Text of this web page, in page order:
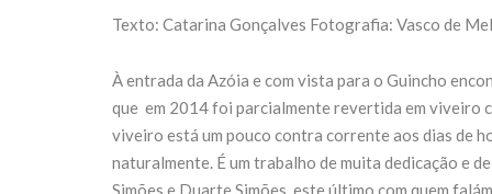
Texto: Catarina Gonçalves Fotografia: Vasco de
À entrada da Azóia e com vista para o Guincho
que em 2014 foi parcialmente revertida em viveiro
viveiro está um pouco contra corrente aos dias de
naturalmente. É um trabalho de muita dedicação e